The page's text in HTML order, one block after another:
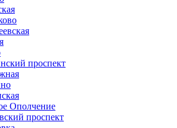
проспект
Ополчение
проспект